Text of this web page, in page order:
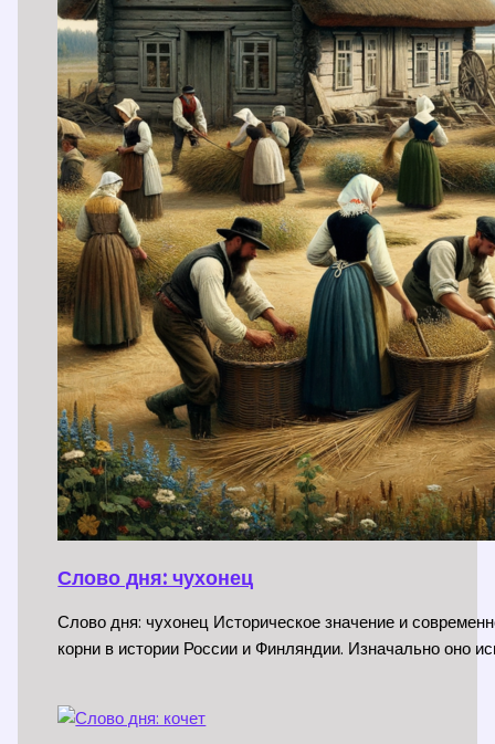
Слово дня: чухонец
Слово дня: чухонец Историческое значение и
корни в истории России и Финляндии. Изначально оно